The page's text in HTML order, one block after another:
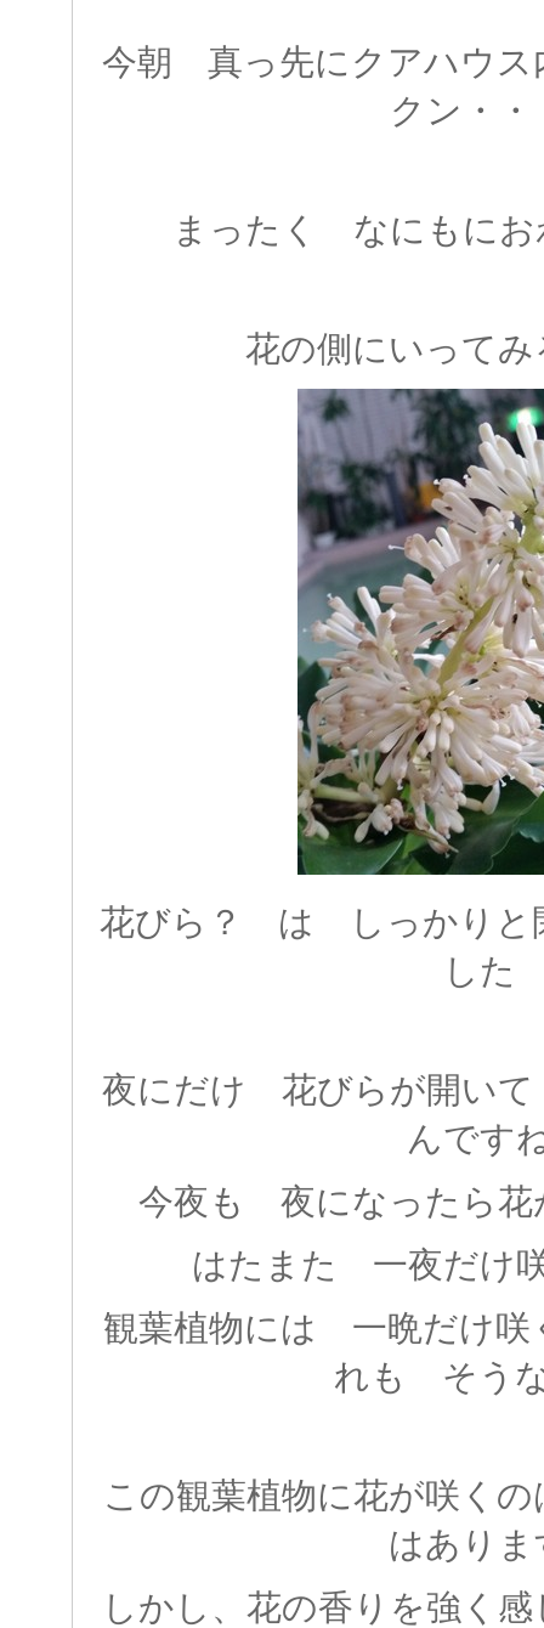
今朝 真っ先にクアハウ
クン・・
まったく なにもにお
花の側にいって
花びら？ は しっかりと
した
夜にだけ 花びらが開い
んです
今夜も 夜になったら花
はたまた 一夜だけ
観葉植物には 一晩だけ
れも そう
この観葉植物に花が咲く
はありま
しかし、花の香りを強く